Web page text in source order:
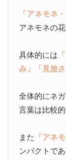
「アネモネ
アネモネの
具体的には
み」
「見放
全体的にネ
言葉は比較
また 「アネ
ンパクトで